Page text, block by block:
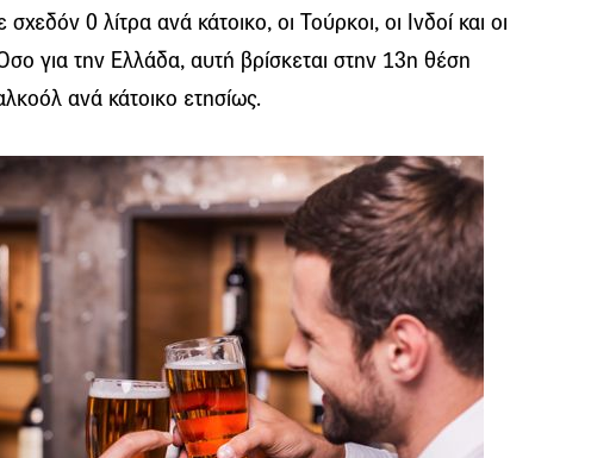
0 λίτρα ανά κάτοικο, οι Τούρκοι, οι Ινδοί και οι
για την Ελλάδα, αυτή βρίσκεται στην 13η θέση
ανά κάτοικο ετησίως.